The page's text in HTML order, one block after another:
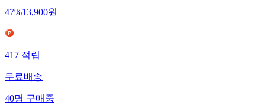
47%13,900원
417적립
무료배송
40명구매중